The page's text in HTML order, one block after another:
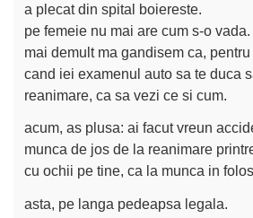
a plecat din spital boiereste.
pe femeie nu mai are cum s-o vada.
mai demult ma gandisem ca,
cand iei examenul auto sa te duca
reanimare, ca sa vezi ce si cum.
acum, as plusa: ai facut vreun
munca de jos de la reanimare
cu ochii pe tine, ca la munca in
asta, pe langa pedeapsa legala.